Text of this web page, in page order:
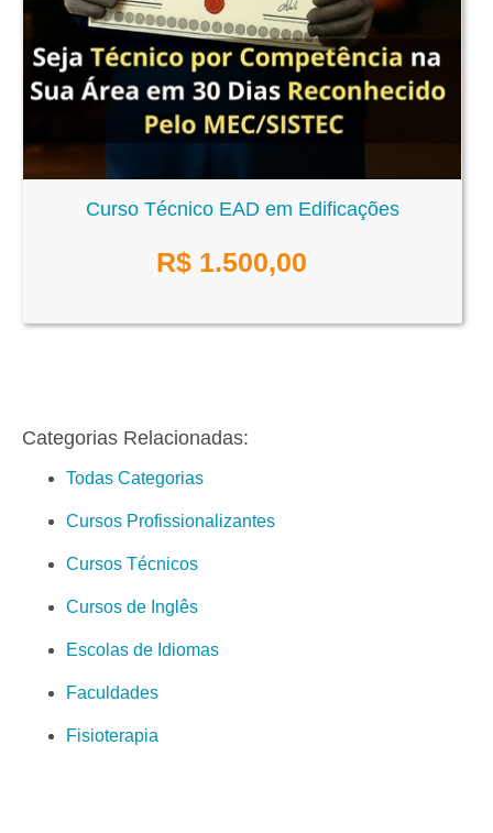
Curso Técnico EAD em Edificações
R$ 1.500,00
Categorias Relacionadas:
Todas Categorias
Cursos Profissionalizantes
Cursos Técnicos
Cursos de Inglês
Escolas de Idiomas
Faculdades
Fisioterapia